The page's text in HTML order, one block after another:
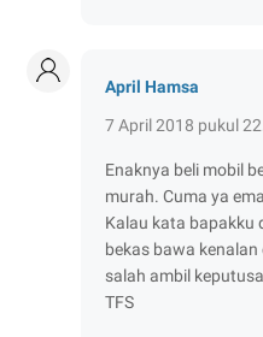
April Hamsa
7 April 2018 pukul
Enaknya beli mobil
murah. Cuma ya
Kalau kata bapakku
bekas bawa
salah ambil
TFS